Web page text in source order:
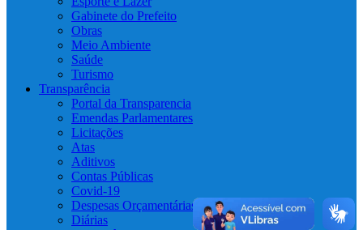
Gabinete do Prefeito
Obras
Meio Ambiente
Saúde
Turismo
Transparência
Portal da Transparencia
Emendas Parlamentares
Licitações
Atas
Aditivos
Contas Públicas
Covid-19
Despesas Orçamentárias
Diárias